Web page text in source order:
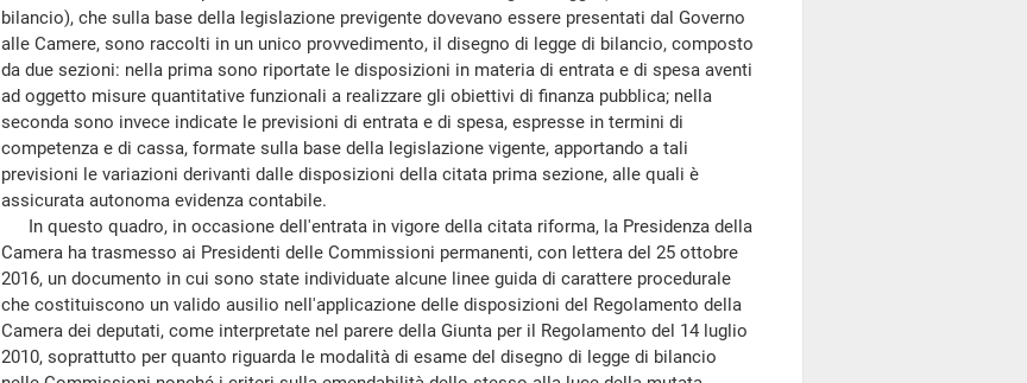
bilancio), che sulla base della legislazione previgente dovevano essere presentati dal Governo
alle Camere, sono raccolti in un unico provvedimento, il disegno di legge di bilancio, composto
da due sezioni: nella prima sono riportate le disposizioni in materia di entrata e di spesa aventi
ad oggetto misure quantitative funzionali a realizzare gli obiettivi di finanza pubblica; nella
seconda sono invece indicate le previsioni di entrata e di spesa, espresse in termini di
competenza e di cassa, formate sulla base della legislazione vigente, apportando a tali
previsioni le variazioni derivanti dalle disposizioni della citata prima sezione, alle quali è
assicurata autonoma evidenza contabile.
In questo quadro, in occasione dell'entrata in vigore della citata riforma, la Presidenza della
Camera ha trasmesso ai Presidenti delle Commissioni permanenti, con lettera del 25 ottobre
2016, un documento in cui sono state individuate alcune linee guida di carattere procedurale
che costituiscono un valido ausilio nell'applicazione delle disposizioni del Regolamento della
Camera dei deputati, come interpretate nel parere della Giunta per il Regolamento del 14 luglio
2010, soprattutto per quanto riguarda le modalità di esame del disegno di legge di bilancio